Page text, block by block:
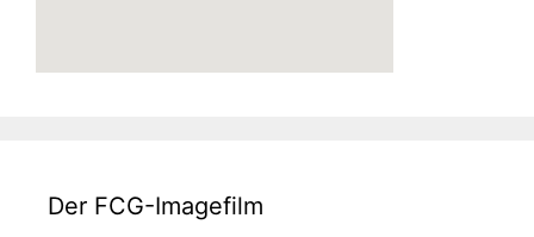
Der FCG-Imagefilm